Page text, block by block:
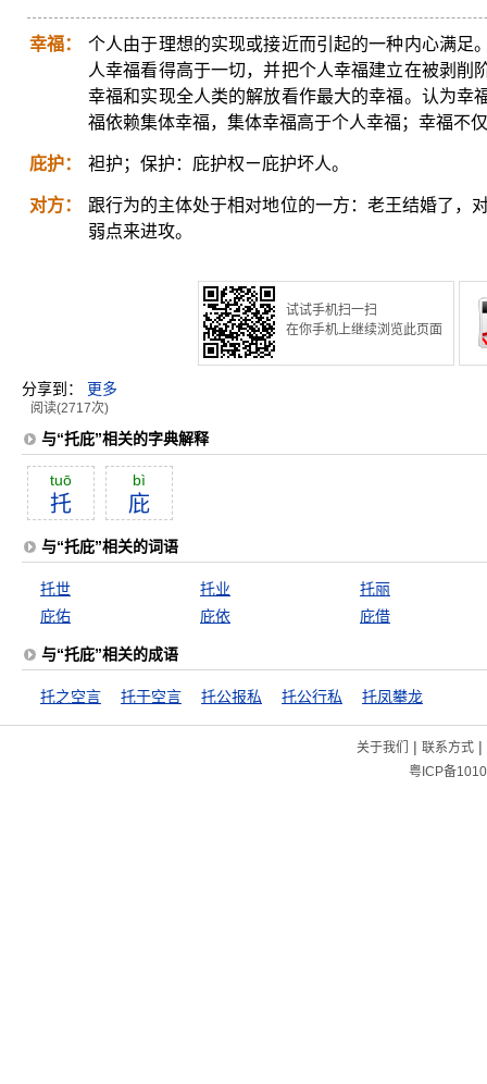
幸福：
个人由于理想的实现或接近而引起的一种内心满足
人幸福看得高于一切，并把个人幸福建立在被剥削
幸福和实现全人类的解放看作最大的幸福。认为幸
福依赖集体幸福，集体幸福高于个人幸福；幸福不
庇护： 袒护；保护：庇护权ㄧ庇护坏人。
对方：
跟行为的主体处于相对地位的一方：老王结婚了，
弱点来进攻。
试试手机扫一扫
在你手机上继续浏览此页面
分享到： 更多
阅读(2717次)
与“托庇”相关的字典解释
tuō
托
bì
庇
与“托庇”相关的词语
托世 托业
托丽
庇佑
庇依 庇借
与“托庇”相关的成语
托之空言 托于空言 托公报私 托公行私 托凤攀龙
关于我们 | 联系方式|
粤ICP备